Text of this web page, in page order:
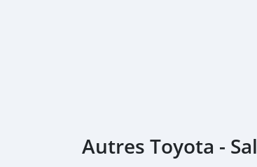
Autres Toyota - Sal